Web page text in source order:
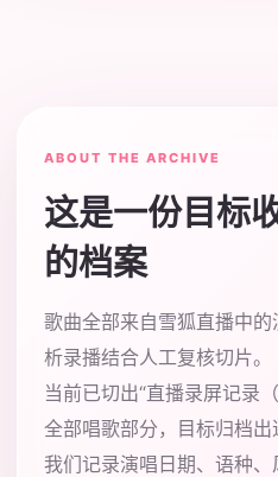
ABOUT THE ARCHIVE
这是一份目标
的档案
歌曲全部来自雪狐直播中
析录播结合人工复核切片。
当前已切出“直播录屏记录
全部唱歌部分，目标归档出
我们记录演唱日期、语种